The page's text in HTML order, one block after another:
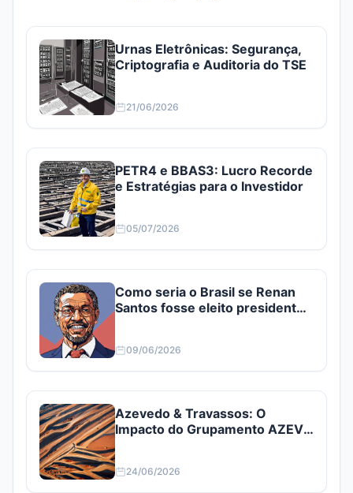
Urnas Eletrônicas: Segurança,
Criptografia e Auditoria do TSE
21/06/2026
PETR4 e BBAS3: Lucro Recorde
e Estratégias para o Investidor
05/07/2026
Como seria o Brasil se Renan
Santos fosse eleito presidente?
09/06/2026
Azevedo & Travassos: O
Impacto do Grupamento AZEV3
24/06/2026